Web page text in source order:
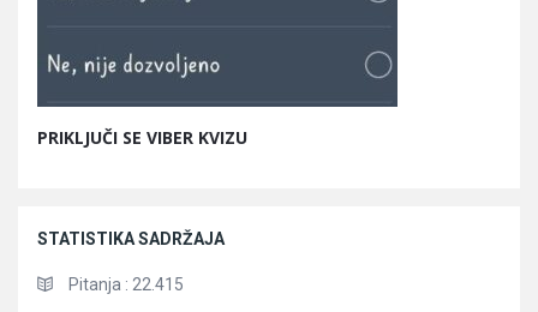
PRIKLJUČI SE VIBER KVIZU
STATISTIKA SADRŽAJA
Pitanja : 22.415